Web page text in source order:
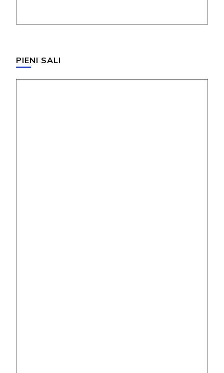
PIENI SALI